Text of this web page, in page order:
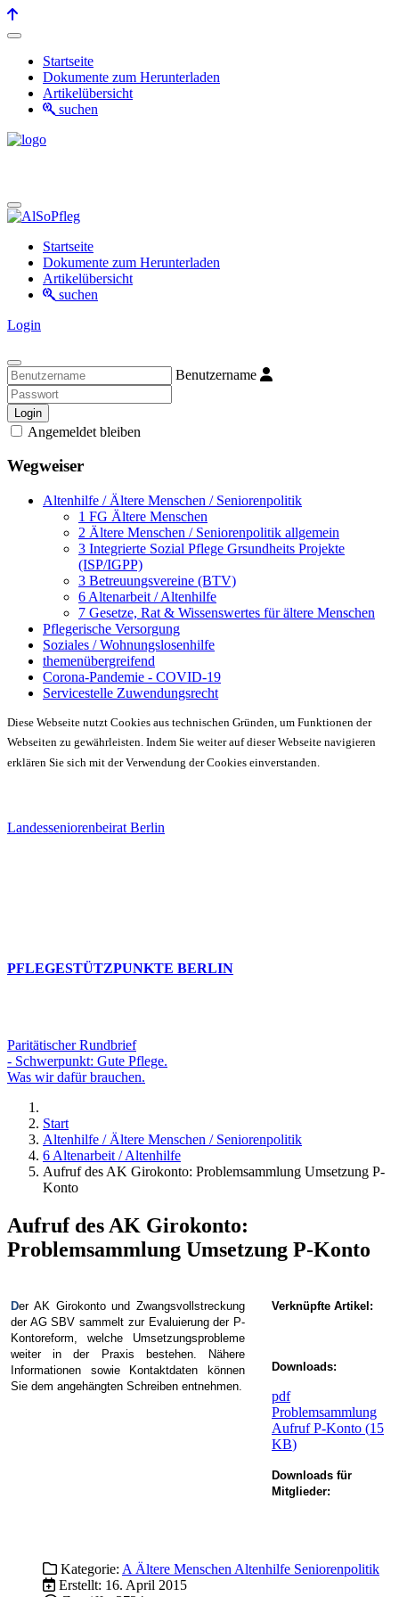
Startseite
Dokumente zum Herunterladen
Artikelübersicht
suchen
Startseite
Dokumente zum Herunterladen
Artikelübersicht
suchen
Login
Benutzername
Login
Angemeldet bleiben
Wegweiser
Altenhilfe / Ältere Menschen / Seniorenpolitik
1 FG Ältere Menschen
2 Ältere Menschen / Seniorenpolitik allgemein
3 Integrierte Sozial Pflege Grsundheits Projekte
(ISP/IGPP)
3 Betreuungsvereine (BTV)
6 Altenarbeit / Altenhilfe
7 Gesetze, Rat & Wissenswertes für ältere Menschen
Pflegerische Versorgung
Soziales / Wohnungslosenhilfe
themenübergreifend
Corona-Pandemie - COVID-19
Servicestelle Zuwendungsrecht
Diese Webseite nutzt Cookies aus technischen Gründen, um Funktionen der
Webseiten zu gewährleisten. Indem Sie weiter auf dieser Webseite navigieren
erklären Sie sich mit der Verwendung der Cookies einverstanden.
Landesseniorenbeirat Berlin
PFLEGESTÜTZPUNKTE BERLIN
Paritätischer Rundbrief
- Schwerpunkt: Gute Pflege.
Was wir dafür brauchen.
Start
Altenhilfe / Ältere Menschen / Seniorenpolitik
6 Altenarbeit / Altenhilfe
Aufruf des AK Girokonto: Problemsammlung Umsetzung P-
Konto
Aufruf des AK Girokonto:
Problemsammlung Umsetzung P-Konto
Der AK Girokonto und Zwangsvollstreckung
der AG SBV sammelt zur Evaluierung der P-
Kontoreform, welche Umsetzungsprobleme
weiter in der Praxis bestehen. Nähere
Informationen sowie Kontaktdaten können
Sie dem angehängten Schreiben entnehmen.
Verknüpfte Artikel:
Downloads:
pdf
Problemsammlung
Aufruf P-Konto (15
KB)
Downloads für
Mitglieder:
Kategorie: A Ältere Menschen Altenhilfe Seniorenpolitik
Erstellt: 16. April 2015